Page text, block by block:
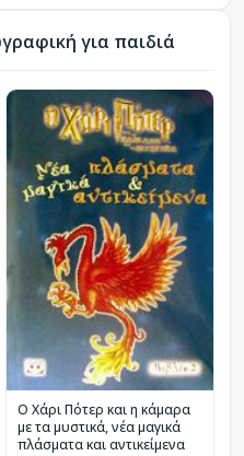
για παιδιά
Ο Χάρι Πότερ και η κάμαρα
με τα μυστικά, νέα μαγικά
πλάσματα και αντικείμενα